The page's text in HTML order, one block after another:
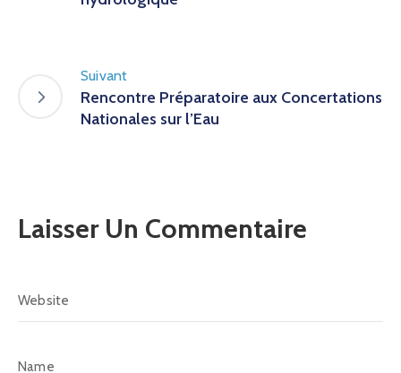
Suivant
Rencontre Préparatoire aux Concertations
Nationales sur l’Eau
Laisser Un Commentaire